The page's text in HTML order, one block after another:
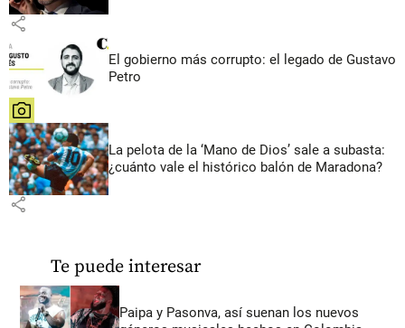
share
El gobierno más corrupto: el legado de Gustavo
Petro
share
La pelota de la ‘Mano de Dios’ sale a subasta:
¿cuánto vale el histórico balón de Maradona?
share
Te puede interesar
Paipa y Pasonva, así suenan los nuevos